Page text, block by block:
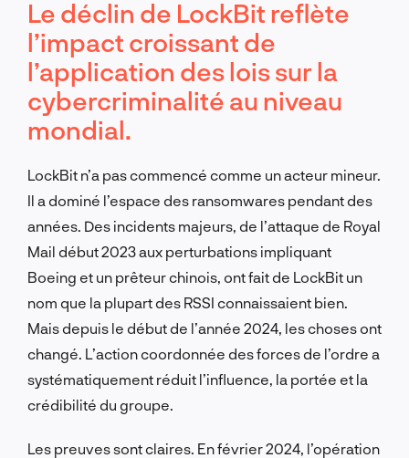
Le déclin de LockBit reflète
l’impact croissant de
l’application des lois sur la
cybercriminalité au niveau
mondial.
LockBit n’a pas commencé comme un acteur mineur.
Il a dominé l’espace des ransomwares pendant des
années. Des incidents majeurs, de l’attaque de Royal
Mail début 2023 aux perturbations impliquant
Boeing et un prêteur chinois, ont fait de LockBit un
nom que la plupart des RSSI connaissaient bien.
Mais depuis le début de l’année 2024, les choses ont
changé. L’action coordonnée des forces de l’ordre a
systématiquement réduit l’influence, la portée et la
crédibilité du groupe.
Les preuves sont claires. En février 2024, l’opération